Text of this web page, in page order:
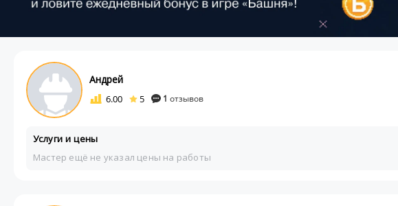
Андрей
6.00 5 1 отзывов
Услуги и цены
Мастер ещё не указал цены на работы